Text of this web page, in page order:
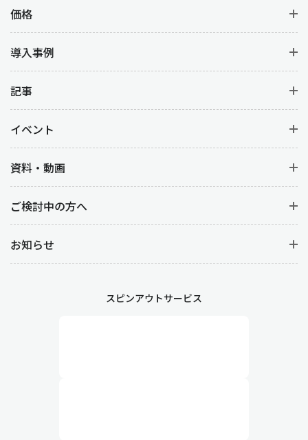
価格
導入事例
記事
イベント
資料・動画
ご検討中の方へ
お知らせ
スピンアウトサービス